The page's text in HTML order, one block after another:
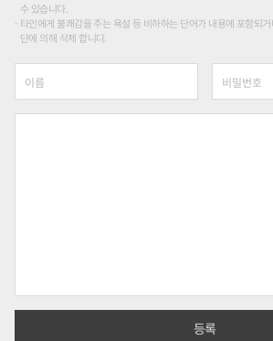
수 있습니다.
타인에게 불쾌감을 주는 욕설 등 비하하는 단어가 내용에 포함되
단에 의해 삭제 합니다.